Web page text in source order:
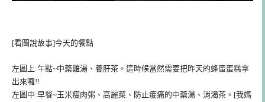
[看圖說故事]今天的餐點
左圖上:午點~中藥雞湯、養肝茶。這時候當然需要把昨天的蜂蜜蛋糕拿
出來囉!!
左圖中:早餐~玉米瘦肉粥、高麗菜、防止痠痛的中藥湯、消渴茶。[我媽